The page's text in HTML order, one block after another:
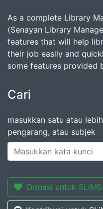
As a complete Library
(Senayan Library
features that will help
their job easily and
some features provided
Cari
masukkan satu atau
pengarang, atau subjek
Donasi untuk SLiMS